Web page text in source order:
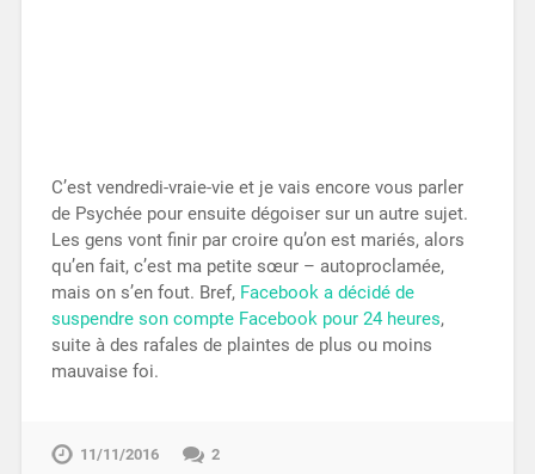
C’est vendredi-vraie-vie et je vais encore vous parler
de Psychée pour ensuite dégoiser sur un autre sujet.
Les gens vont finir par croire qu’on est mariés, alors
qu’en fait, c’est ma petite sœur – autoproclamée,
mais on s’en fout. Bref, Facebook a décidé de
suspendre son compte Facebook pour 24 heures,
suite à des rafales de plaintes de plus ou moins
mauvaise foi.
11/11/2016 2